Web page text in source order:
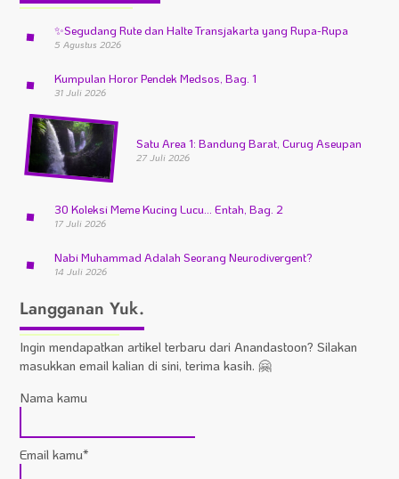
✨Segudang Rute dan Halte Transjakarta yang Rupa-Rupa
5 Agustus 2026
Kumpulan Horor Pendek Medsos, Bag. 1
31 Juli 2026
Satu Area 1: Bandung Barat, Curug Aseupan
27 Juli 2026
30 Koleksi Meme Kucing Lucu… Entah, Bag. 2
17 Juli 2026
Nabi Muhammad Adalah Seorang Neurodivergent?
14 Juli 2026
Langganan Yuk.
Ingin mendapatkan artikel terbaru dari Anandastoon? Silakan
masukkan email kalian di sini, terima kasih. 🤗
Nama kamu
Email kamu*